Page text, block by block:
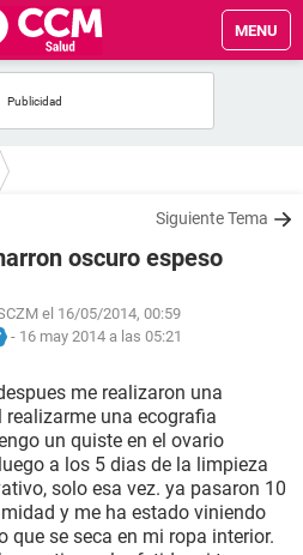
MENU
Siguiente Tema
oscuro espeso
el 16/05/2014, 00:59
- 16 may 2014 a las 05:21
me realizaron una
una ecografia
un quiste en el ovario
a los 5 dias de la limpieza
solo esa vez. ya pasaron 10
y me ha estado viniendo
que se seca en mi ropa interior.